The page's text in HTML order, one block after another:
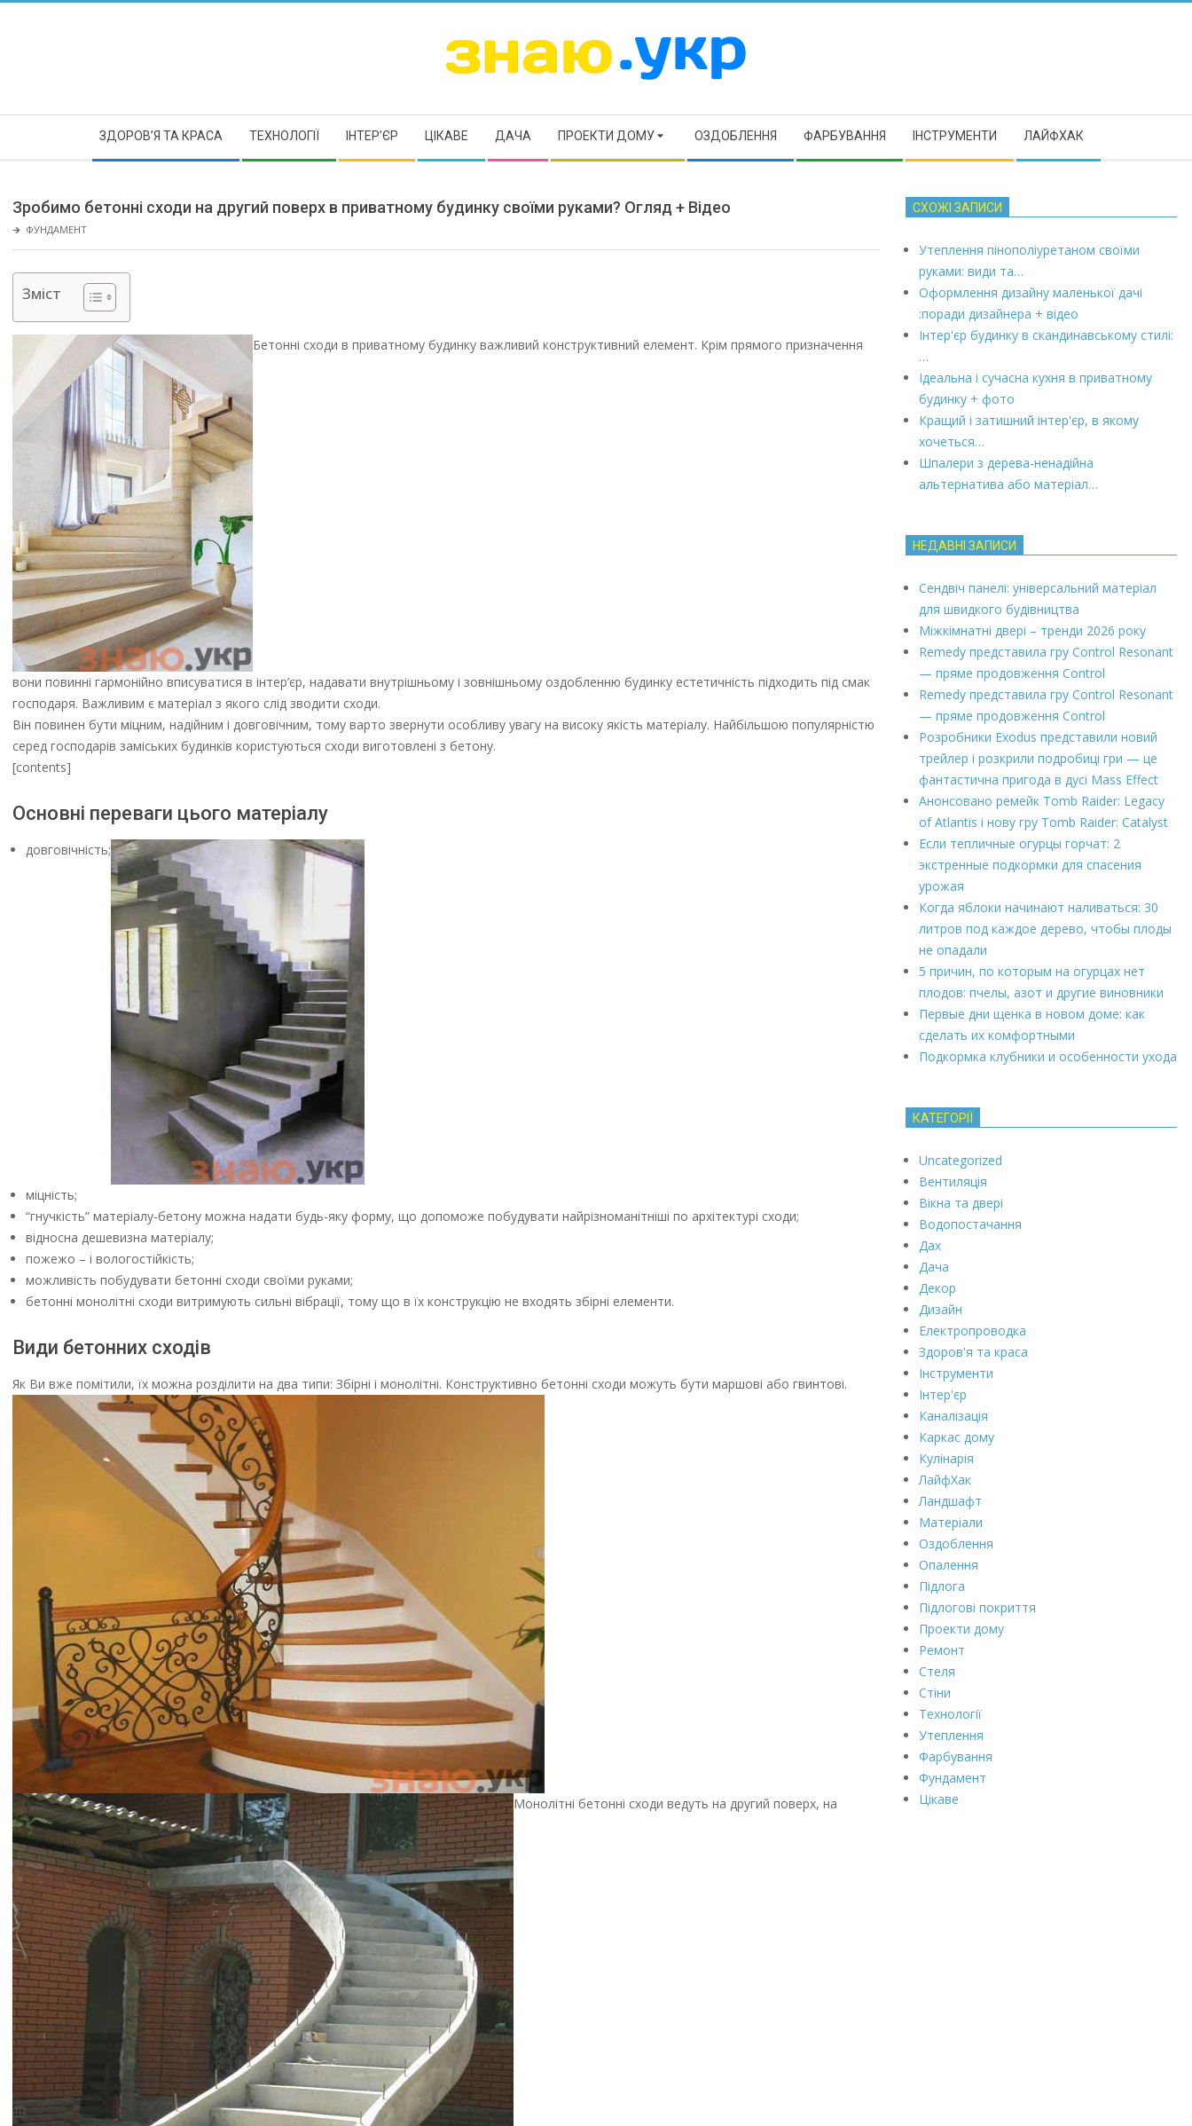
ЗНАЮ
ЗДОРОВ’Я ТА КРАСА ТЕХНОЛОГІЇ ІНТЕР’ЄР ЦІКАВЕ ДАЧА ПРОЕКТИ ДОМУ ОЗДОБЛЕННЯ ФАРБУВАННЯ ІНСТРУМЕНТИ ЛАЙФХАК
Зробимо бетонні сходи на другий поверх в приватному будинку своїми руками? Огляд + Відео
🡲 ФУНДАМЕНТ
Зміст
Бетонні сходи в приватному будинку важливий конструктивний елемент. Крім прямого призначення
вони повинні гармонійно вписуватися в інтер’єр, надавати внутрішньому і зовнішньому оздобленню будинку естетичність підходить під смак
господаря. Важливим є матеріал з якого слід зводити сходи.
Він повинен бути міцним, надійним і довговічним, тому варто звернути особливу увагу на високу якість матеріалу. Найбільшою популярністю
серед господарів заміських будинків користуються сходи виготовлені з бетону.
[contents]
Основні переваги цього матеріалу
довговічність;
міцність;
“гнучкість” матеріалу-бетону можна надати будь-яку форму, що допоможе побудувати найрізноманітніші по архітектурі сходи;
відносна дешевизна матеріалу;
пожежо – і вологостійкість;
можливість побудувати бетонні сходи своїми руками;
бетонні монолітні сходи витримують сильні вібрації, тому що в їх конструкцію не входять збірні елементи.
Види бетонних сходів
Як Ви вже помітили, їх можна розділити на два типи: Збірні і монолітні. Конструктивно бетонні сходи можуть бути маршові або гвинтові.
Монолітні бетонні сходи ведуть на другий поверх, на
СХОЖІ ЗАПИСИ
Утеплення пінополіуретаном своїми
руками: види та…
Оформлення дизайну маленької дачі
:поради дизайнера + відео
Інтер'єр будинку в скандинавському стилі:
…
Ідеальна і сучасна кухня в приватному
будинку + фото
Кращий і затишний інтер'єр, в якому
хочеться…
Шпалери з дерева-ненадійна
альтернатива або матеріал…
НЕДАВНІ ЗАПИСИ
Сендвіч панелі: універсальний матеріал
для швидкого будівництва
Міжкімнатні двері – тренди 2026 року
Remedy представила гру Control Resonant
— пряме продовження Control
Remedy представила гру Control Resonant
— пряме продовження Control
Розробники Exodus представили новий
трейлер і розкрили подробиці гри — це
фантастична пригода в дусі Mass Effect
Анонсовано ремейк Tomb Raider: Legacy
of Atlantis і нову гру Tomb Raider: Catalyst
Если тепличные огурцы горчат: 2
экстренные подкормки для спасения
урожая
Когда яблоки начинают наливаться: 30
литров под каждое дерево, чтобы плоды
не опадали
5 причин, по которым на огурцах нет
плодов: пчелы, азот и другие виновники
Первые дни щенка в новом доме: как
сделать их комфортными
Подкормка клубники и особенности ухода
КАТЕГОРІЇ
Uncategorized
Вентиляція
Вікна та двері
Водопостачання
Дах
Дача
Декор
Дизайн
Електропроводка
Здоров'я та краса
Інструменти
Інтер'єр
Каналізація
Каркас дому
Кулінарія
ЛайфХак
Ландшафт
Матеріали
Оздоблення
Опалення
Підлога
Підлогові покриття
Проекти дому
Ремонт
Стеля
Стіни
Технології
Утеплення
Фарбування
Фундамент
Цікаве